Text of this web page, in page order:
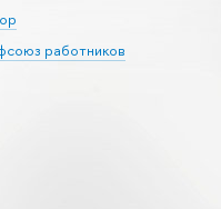
работников